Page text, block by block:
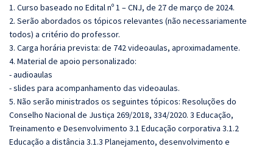
1. Curso baseado no Edital nº 1 – CNJ, de 27 de março de 2024.
2. Serão abordados os tópicos relevantes (não necessariamente
todos) a critério do professor.
3. Carga horária prevista: de 742 videoaulas, aproximadamente.
4. Material de apoio personalizado:
- audioaulas
- slides para acompanhamento das videoaulas.
5. Não serão ministrados os seguintes tópicos: Resoluções do
Conselho Nacional de Justiça 269/2018, 334/2020. 3 Educação,
Treinamento e Desenvolvimento 3.1 Educação corporativa 3.1.2
Educação a distância 3.1.3 Planejamento, desenvolvimento e